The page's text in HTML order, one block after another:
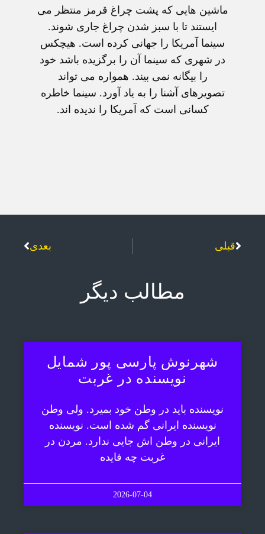
ماشين هايی که پشت چراغ قرمز منتظر می
ايستند تا با سبز شدن چراغ جاری شوند.
سينما آمريکا را جهانی کرده است. هيچکس
در شهری که سينما آن را برگزيده باشد خود
را بيگانه نمی بيند. همواره می تواند
تصويرهای آشنا را به ياد آورد. سينما خاطره
کسانی است که آمريکا را نديده اند.
قبلی بعدی
مطالب دیگر
شهرنوش پارسی پور شمایل
نویسنده در غربت
نویسنده باید در وطن خود بمیرد. ولی وطن
نویسنده ایرانی گم شده است. نویسنده
ایرانی در وطن اش جایی ندارد. مردن در
غربت چه فایده
2026-07-04